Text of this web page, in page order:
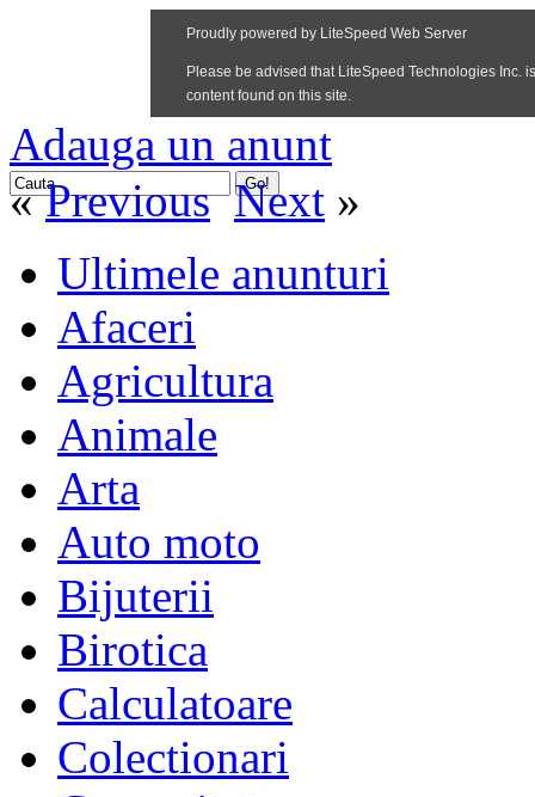
Adauga un anunt
«Previous Next »
Ultimele anunturi
Afaceri
Agricultura
Animale
Arta
Auto moto
Bijuterii
Birotica
Calculatoare
Colectionari